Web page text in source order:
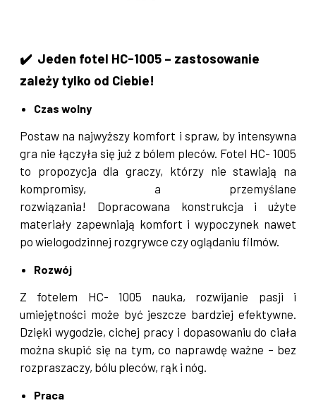
✔️ Jeden fotel HC-1005 – zastosowanie
zależy tylko od Ciebie!
Czas wolny
Postaw na najwyższy komfort i spraw, by intensywna
gra nie łączyła się już z bólem pleców. Fotel HC- 1005
to propozycja dla graczy, którzy nie stawiają na
kompromisy, a przemyślane
rozwiązania! Dopracowana konstrukcja i użyte
materiały zapewniają komfort i wypoczynek nawet
po wielogodzinnej rozgrywce czy oglądaniu filmów.
Rozwój
Z fotelem HC- 1005 nauka, rozwijanie pasji i
umiejętności może być jeszcze bardziej efektywne.
Dzięki wygodzie, cichej pracy i dopasowaniu do ciała
można skupić się na tym, co naprawdę ważne – bez
rozpraszaczy, bólu pleców, rąk i nóg.
Praca